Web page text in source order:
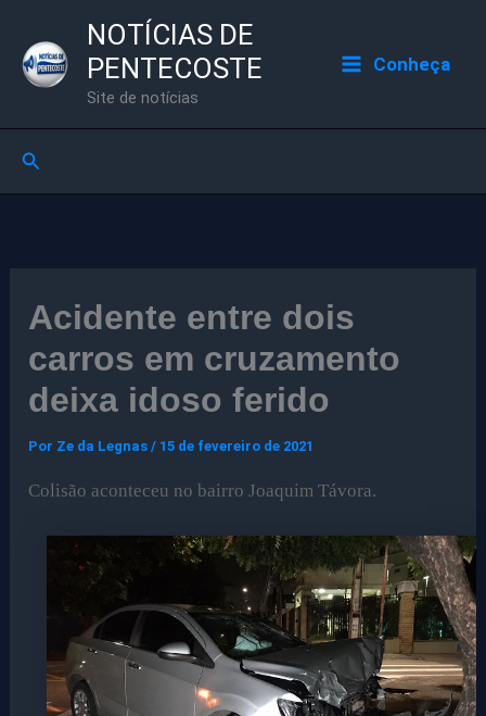
para
NOTÍCIAS DE
PENTECOSTE
Site de notícias
Conheça
Pesquisar
Acidente entre dois
carros em cruzamento
deixa idoso ferido
Por Ze da Legnas/ 15 de fevereiro de 2021
Colisão aconteceu no bairro Joaquim Távora.